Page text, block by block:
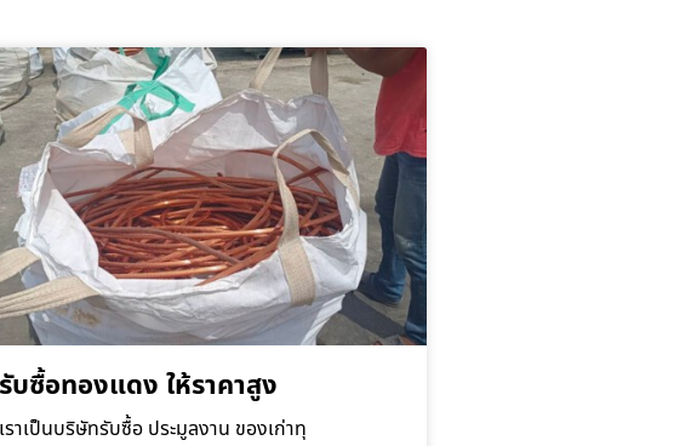
รับซื้อทองแดง ให้ราคาสูง
เราเป็นบริษัทรับซื้อ ประมูลงาน ของเก่าทุ